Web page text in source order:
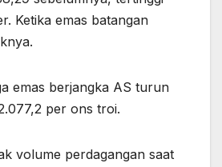
Ketika emas batangan
emas berjangka AS turun
per ons troi.
volume perdagangan saat